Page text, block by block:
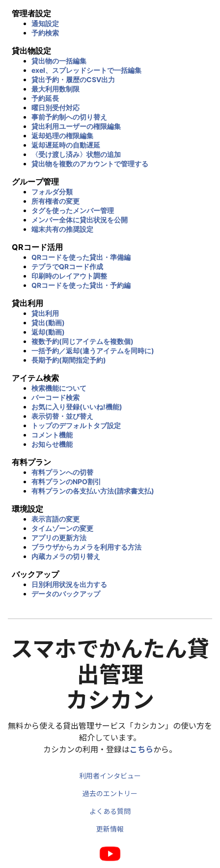
管理者設定
通知設定
予約検索
貸出物設定
貸出物の一括編集
exel、スプレッドシートで一括編集
貸出予約・履歴のCSV出力
最大利用数制限
予約延長
曜日別受付対応
事前予約制への切り替え
貸出利用ユーザーの権限編集
返却処理の権限編集
返却遅延時の自動遅延
〈受け渡し済み〉状態の追加
貸出物を複数のアカウントで管理する
グループ管理
フォルダ分類
所有権者の変更
タグを使ったメンバー管理
メンバー全体に貸出状況を公開
端末共有の推奨設定
QRコード活用
QRコードを使った貸出・準備編
テプラでQRコード作成
印刷時のレイアウト調整
QRコードを使った貸出・予約編
貸出利用
貸出利用
貸出(動画)
返却(動画)
複数予約(同じアイテムを複数個)
一括予約／返却(違うアイテムを同時に)
長期予約(期間指定予約)
アイテム検索
検索機能について
バーコード検索
お気に入り登録(いいね!機能)
表示切替・並び替え
トップのデフォルトタブ設定
コメント機能
お知らせ機能
有料プラン
有料プランへの切替
有料プランのNPO割引
有料プランの各支払い方法(請求書支払)
環境設定
表示言語の変更
タイムゾーンの変更
アプリの更新方法
ブラウザからカメラを利用する方法
内蔵カメラの切り替え
バックアップ
日別利用状況を出力する
データのバックアップ
スマホでかんたん貸
出管理
カシカン
無料から使える貸出管理サービス「カシカン」の使い方を
紹介しています。
カシカンの利用・登録はこちらから。
利用者インタビュー
過去のエントリー
よくある質問
更新情報